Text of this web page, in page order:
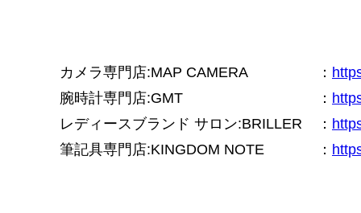
カメラ専門店:MAP CAMERA ：
腕時計専門店:GMT
：
レディースブランド サロン:BRILLER
：
筆記具専門店:KINGDOM NOTE
：